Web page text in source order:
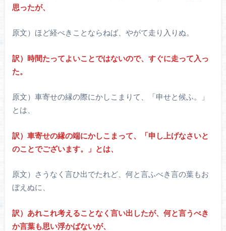
思ったが、
原文）ほど経べきことならねば、やがて走り入りぬ。
訳）時間たってよいことではないので、すぐに走って入っ
た。
原文）車寄せの縁の際にかしこまりて、「申せと候ふ。」
とは、
訳）車寄せの縁の端にかしこまって、「申し上げなさいと
のことでございます。」とは、
原文）さうなく言ひ出でたれど、何と言ふべき言の葉もお
ぼえぬに、
訳）あれこれ考えることなく言い出したが、何と言うべき
か言葉も思い浮かばないが、